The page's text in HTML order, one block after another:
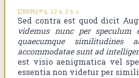
[28695] Iª q. 12 a. 2 s. c.
Sed contra est quod dicit
videmus nunc per speculum
quaecumque
accommodatae sunt ad
est visio aenigmatica vel
essentia non videtur per